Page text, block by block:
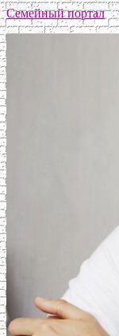
Семейный портал